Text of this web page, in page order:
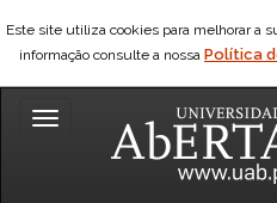
Este site utiliza cookies para melhorar a
informação consulte a nossa Política
Toggle